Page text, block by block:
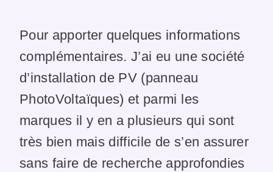
Pour apporter quelques informations
complémentaires. J’ai eu une société
d’installation de PV (panneau
PhotoVoltaïques) et parmi les
marques il y en a plusieurs qui sont
très bien mais difficile de s’en assurer
sans faire de recherche approfondies